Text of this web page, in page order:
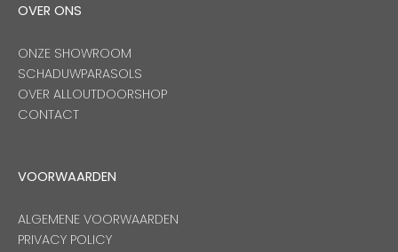
OVER ONS
ONZE SHOWROOM
SCHADUWPARASOLS
OVER ALLOUTDOORSHOP
CONTACT
VOORWAARDEN
ALGEMENE VOORWAARDEN
PRIVACY POLICY